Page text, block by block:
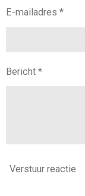
E-mailadres *
Bericht *
Verstuur reactie